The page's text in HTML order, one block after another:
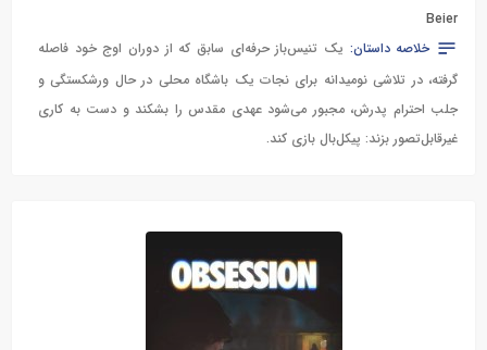
Beier
خلاصه داستان: یک تنیس‌باز حرفه‌ای سابق که از دوران اوج خود فاصله
گرفته، در تلاشی نومیدانه برای نجات یک باشگاه محلی در حال ورشکستگی و
جلب احترام پدرش، مجبور می‌شود عهدی مقدس را بشکند و دست به کاری
غیرقابل‌تصور بزند: پیکل‌بال بازی کند.